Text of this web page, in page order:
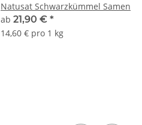
Natusat Schwarzkümmel Samen
ab 21,90 € *
14,60 € pro 1 kg